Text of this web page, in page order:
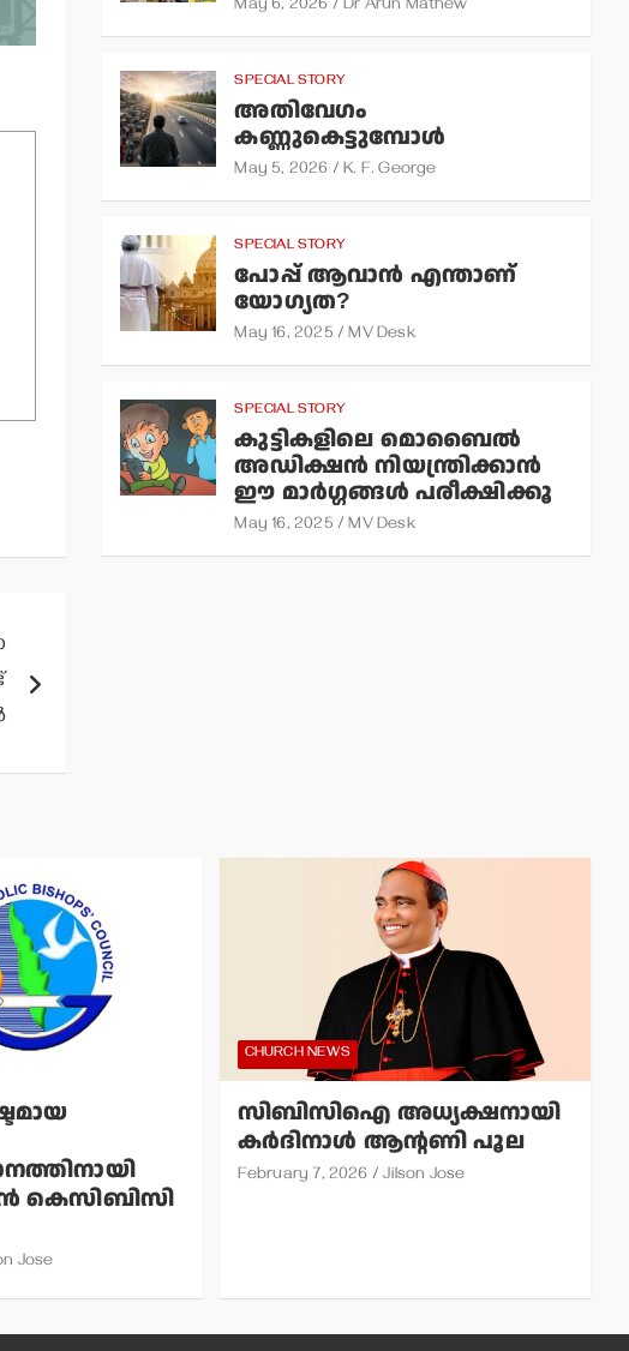
May 6, 2026 Dr Arun Mathew
SPECIAL STORY
അതിവേഗം
കണ്ണുകെട്ടുമ്പോള്‍
May 5, 2026 K. F. George
SPECIAL STORY
പോപ്പ് ആവാന്‍ എന്താണ്
യോഗ്യത?
May 16, 2025 MV Desk
SPECIAL STORY
കുട്ടികളിലെ മൊബൈല്‍
അഡിക്ഷന്‍ നിയന്ത്രിക്കാന്‍
ഈ മാര്‍ഗ്ഗങ്ങള്‍ പരീക്ഷിക്കൂ
May 16, 2025 MV Desk
കെസിബിസി
Jose
CHURCH NEWS
സിബിസിഐ അധ്യക്ഷനായി
കര്‍ദിനാള്‍ ആന്റണി പൂല
February 7, 2026 Jilson Jose